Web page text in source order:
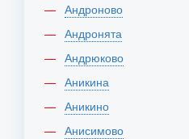
Андроново
Андронята
Андрюково
Аникина
Аникино
Анисимово